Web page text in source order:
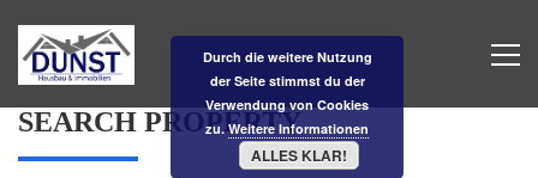
SEARCH PROPERTY
Durch die weitere Nutzung
der Seite stimmst du der
Verwendung von Cookies
zu.Weitere Informationen
ALLES KLAR!